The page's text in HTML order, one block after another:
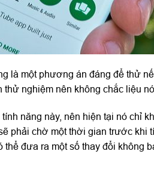
là một phương án đáng để thử
nghiệm nên không chắc liệu
năng này, nên hiện tại nó chỉ
phải chờ một thời gian trước khi
đưa ra một số thay đổi không